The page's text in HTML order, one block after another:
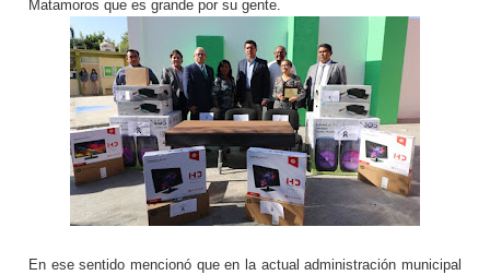
Matamoros que es grande por su gente.
En ese sentido mencionó que en la actual administración municipal